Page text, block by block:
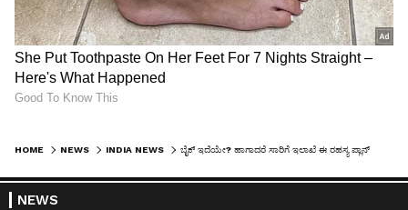
HOME NEWS INDIA NEWS
NEWS